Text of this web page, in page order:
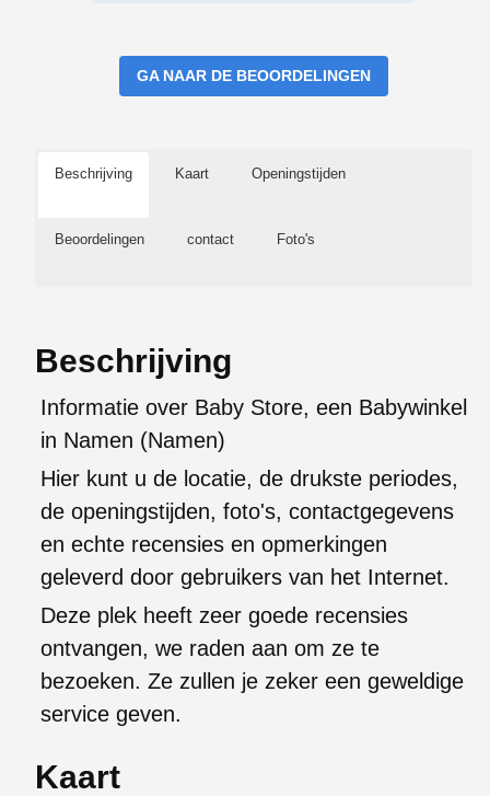
GA NAAR DE BEOORDELINGEN
Beschrijving Kaart Openingstijden
Beoordelingen contact Foto's
Beschrijving
Informatie over Baby Store, een Babywinkel
in Namen (Namen)
Hier kunt u de locatie, de drukste periodes,
de openingstijden, foto's, contactgegevens
en echte recensies en opmerkingen
geleverd door gebruikers van het Internet.
Deze plek heeft zeer goede recensies
ontvangen, we raden aan om ze te
bezoeken. Ze zullen je zeker een geweldige
service geven.
Kaart